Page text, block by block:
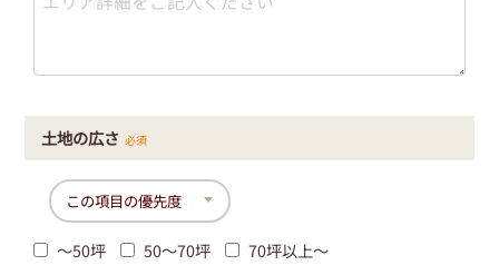
土地の広さ 必須
〜50坪 50〜70坪 70坪以上〜